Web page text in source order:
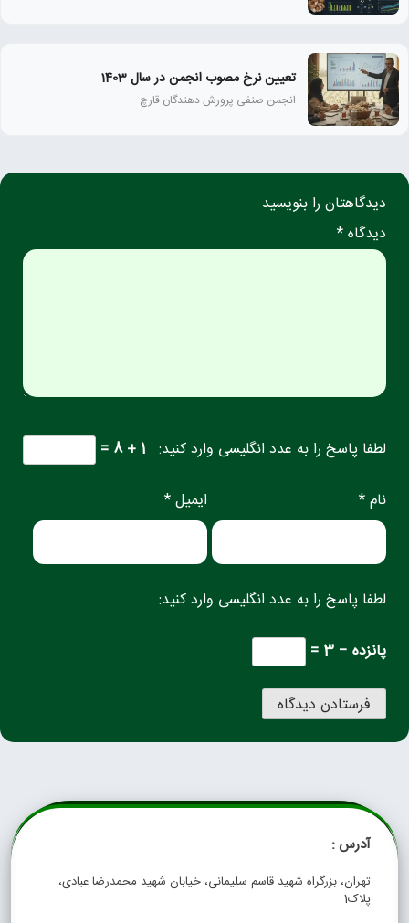
تعیین نرخ مصوب انجمن در سال 1403
انجمن صنفی پرورش دهندگان قارچ
دیدگاهتان را بنویسید
دیدگاه *
لطفا پاسخ را به عدد انگلیسی وارد کنید: 1 + 8 =
نام * ایمیل *
لطفا پاسخ را به عدد انگلیسی وارد کنید:
پانزده − 3 =
آدرس :
تهران، بزرگراه شهید قاسم سلیمانی، خیابان شهید محمدرضا عبادی،
پلاک1